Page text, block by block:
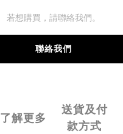
若想購買，請聯絡我們。
聯絡我們
了解更多
送貨及付
款方式